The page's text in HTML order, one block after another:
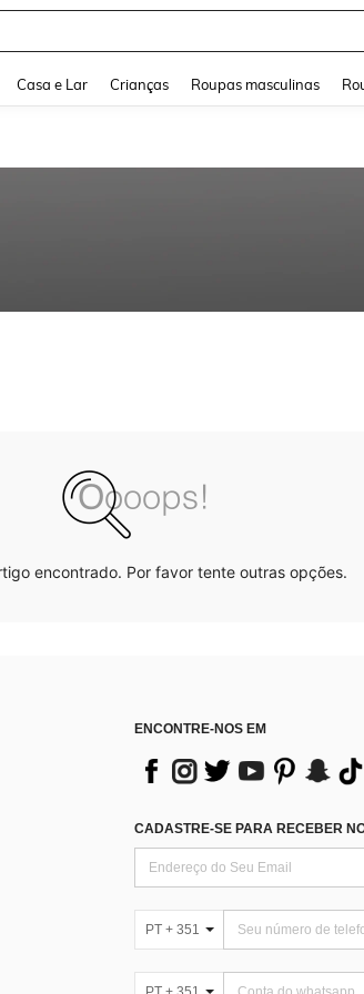
Casa e Lar Crianças Roupas masculinas
encontrado. Por favor tente outras opções.
ENCONTRE-NOS EM
CADASTRE-SE PARA RECEBER
PT + 351